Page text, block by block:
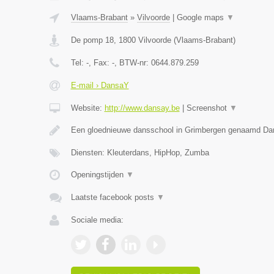
Vlaams-Brabant» Vilvoorde| Google maps ▼
De pomp 18, 1800 Vilvoorde(Vlaams-Brabant)
Tel: -, Fax: -, BTW-nr: 0644.879.259
E-mail › DansaY
Website: http://www.dansay.be| Screenshot ▼
Een gloednieuwe dansschool in Grimbergen genaamd
Diensten: Kleuterdans, HipHop, Zumba
Openingstijden ▼
Laatste facebook posts ▼
Sociale media: